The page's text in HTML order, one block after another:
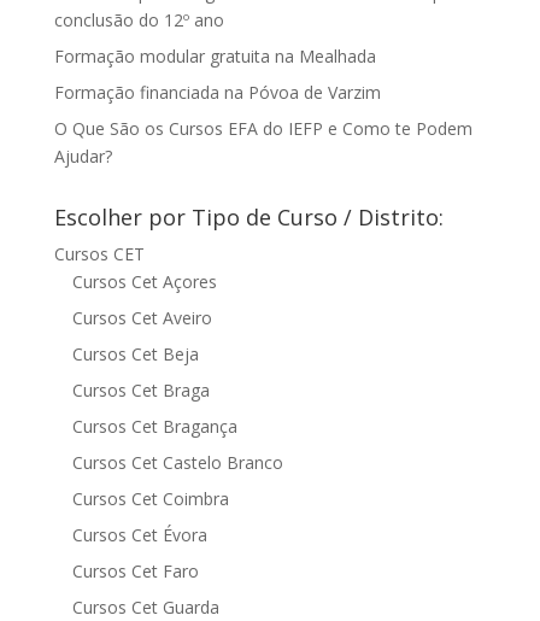
conclusão do 12º ano
Formação modular gratuita na Mealhada
Formação financiada na Póvoa de Varzim
O Que São os Cursos EFA do IEFP e Como te Podem
Ajudar?
Escolher por Tipo de Curso / Distrito:
Cursos CET
Cursos Cet Açores
Cursos Cet Aveiro
Cursos Cet Beja
Cursos Cet Braga
Cursos Cet Bragança
Cursos Cet Castelo Branco
Cursos Cet Coimbra
Cursos Cet Évora
Cursos Cet Faro
Cursos Cet Guarda